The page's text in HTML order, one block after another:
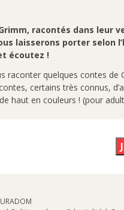
racontés dans leur
laisserons porter selon
écoutez !
raconter quelques contes de
certains très connus,
haut en couleurs ! (pour